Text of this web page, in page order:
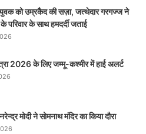
को उम्रकैद की सज़ा, जत्थेदार गरगज्ज ने
परिवार के साथ हमदर्दी जताई
2026 के लिए जम्मू-कश्मीर में हाई अलर्ट
मोदी ने सोमनाथ मंदिर का किया दौरा